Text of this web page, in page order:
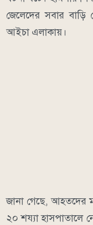
জেলেদের সবার
আইচা এলাকায়।
জানা গেছে, আহতদের
২০ শয্যা হাসপাতালে